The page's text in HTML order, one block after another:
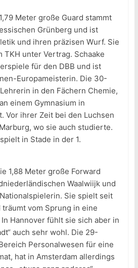
Meter große Guard stammt
Grünberg und ist
und ihren präzisen Wurf. Sie
TKH unter Vertrag. Schaake
für den DBB und ist
Europameisterin. Die 30-
in den Fächern Chemie,
einem Gymnasium in
Vor ihrer Zeit bei den Luchsen
wo sie auch studierte.
in Stade in der 1.
1,88 Meter große Forward
Waalwiijk und
Sie spielt seit
vom Sprung in eine
Hannover fühlt sie sich aber in
auch sehr wohl. Die 29-
Personalwesen für eine
hat in Amsterdam allerdings